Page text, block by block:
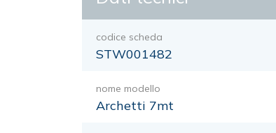
codice scheda
STW001482
nome modello
Archetti 7mt